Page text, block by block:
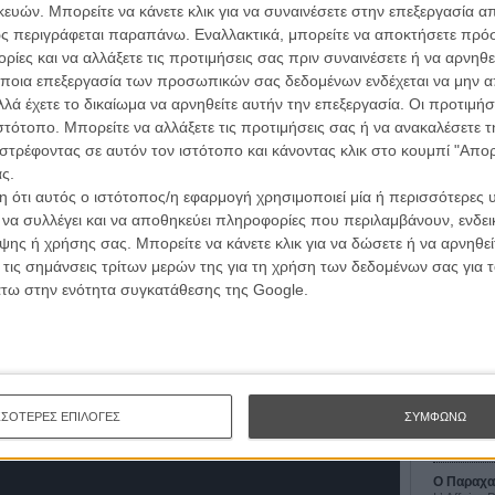
Μπορείτε να κάνετε κλικ για να συναινέσετε στην επεξεργασία
περιγράφεται παραπάνω. Εναλλακτικά, μπορείτε να αποκτήσετε
και να αλλάξετε τις προτιμήσεις σας πριν συναινέσετε ή να
επεξεργασία των προσωπικών σας δεδομένων ενδέχεται να μην
έχετε το δικαίωμα να αρνηθείτε αυτήν την επεξεργασία. Οι
Μπορείτε να αλλάξετε τις προτιμήσεις σας ή να ανακαλέσετε
σε αυτόν τον ιστότοπο και κάνοντας κλικ στο κουμπί
αυτός ο ιστότοπος/η εφαρμογή χρησιμοποιεί μία ή περισσότερες
συλλέγει και να αποθηκεύει πληροφορίες που περιλαμβάνουν,
ή χρήσης σας. Μπορείτε να κάνετε κλικ για να δώσετε ή να
σημάνσεις τρίτων μερών της για τη χρήση των δεδομένων σας
στην ενότητα συγκατάθεσης της Google.
ΕΠΙΛΟΓΕΣ ΣΥΜΦΩΝΩ
έξυπνο, αλλά δεν είναι. Τα «heist» αστυνομικά
ψηλά: οφείλουν να σε μπερδέψουν, να σε
προηγούνται της σκέψης σου και στο φινάλε να
Εδώ, η κατασκευή του είναι προβλέψιμη, οι
του γεμάτοι κλισέ και, όσο κι αν καλές στιγμές στη
οι τρύπες του σεναρίου απογοητεύουν - με
τέλος.
εικόνα, στην στιβαρή γοητεία του Γουόλμπεργκ,
Φόστερ. Κάποιος να μαζέψει όμως τον Τζιοβάνι
του πάλαι ποτέ εκπληκτικού εαυτού του. Κρίμα.
αποτέλεσμα που γρήγορα το ξεχνάς...
Οι
Μπέλα
Μια Θέση
A Place
Ψηλά
Tacones
Πέδρο
Ο